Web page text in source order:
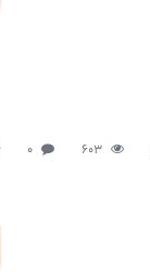
603
0